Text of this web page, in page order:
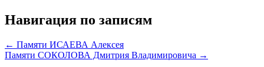
Навигация по записям
← Памяти ИСАЕВА Алексея
Памяти СОКОЛОВА Дмитрия Владимировича →